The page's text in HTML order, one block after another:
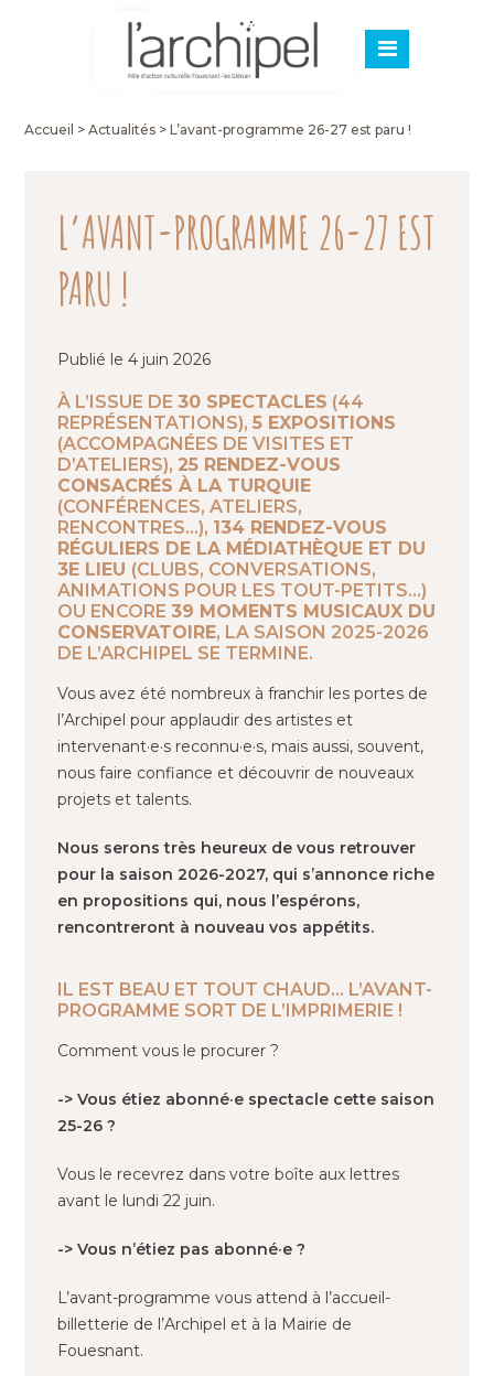
Accueil >Actualités >L’avant-programme 26-27 est paru !
L’AVANT-PROGRAMME 26-27 EST
PARU !
Publié le 4 juin 2026
À L’ISSUE DE30 SPECTACLES (44
REPRÉSENTATIONS),5 EXPOSITIONS
(ACCOMPAGNÉES DE VISITES ET
D’ATELIERS), 25 RENDEZ-VOUS
CONSACRÉS À LA TURQUIE
(CONFÉRENCES, ATELIERS,
RENCONTRES…), 134 RENDEZ-VOUS
RÉGULIERS DE LA MÉDIATHÈQUE ET DU
3E LIEU (CLUBS, CONVERSATIONS,
ANIMATIONS POUR LES TOUT-PETITS…)
OU ENCORE39 MOMENTS MUSICAUX DU
CONSERVATOIRE, LA SAISON 2025-2026
DE L’ARCHIPEL SE TERMINE.
Vous avez été nombreux à franchir les portes de
l’Archipel pour applaudir des artistes et
intervenant·e·s reconnu·e·s, mais aussi, souvent,
nous faire confiance et découvrir de nouveaux
projets et talents.
Nous serons très heureux de vous retrouver
pour la saison 2026-2027, qui s’annonce riche
en propositions qui, nous l’espérons,
rencontreront à nouveau vos appétits.
IL EST BEAU ET TOUT CHAUD… L’AVANT-
PROGRAMME SORT DE L’IMPRIMERIE !
Comment vous le procurer ?
-> Vous étiez abonné·e spectacle cette saison
25-26 ?
Vous le recevrez dans votre boîte aux lettres
avant le lundi 22 juin.
-> Vous n’étiez pas abonné·e ?
L’avant-programme vous attend à l’accueil-
billetterie de l’Archipel et à la Mairie de
Fouesnant.